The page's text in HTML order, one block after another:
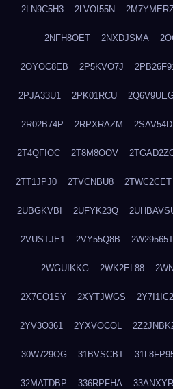
2LN9C5H3 2LVOI55N
2NFH8OET 2NXDJSMA
2OYOC8EB 2P5KVO7J
2PJA33U1 2PK01RCU
2R02B74P 2RPXRAZM
2T4QFIOC 2T8M8OOV
2TT1JPJ0 2TVCNBU8 2TWC2CET
2UBGKVBI 2UFYK23Q
2VUSTJE1 2VY55Q8B 2W29565T
2WGUIKKG 2WK2EL88
2X7CQ1SY 2XYTJWGS 2Y7I1IC2
2YV3O361 2YXVOCOL
30W729OG 31BVSCBT
32MATDBP 336RPFHA